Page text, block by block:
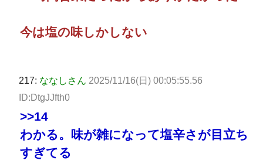
今は塩の味しかしない
217: ななしさん 2025/11/16(日) 00:05:55.56
ID:DtgJJfth0
>>14
わかる。味が雑になって塩辛さが目立ち
すぎてる